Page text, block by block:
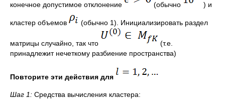
конечное допустимое отклонение (обычно ) и
кластер объемов (обычно 1). Инициализировать раздел
матрицы случайно, так что
(т.е.
принадлежит нечеткому разбиение пространства)
Повторите эти действия для
Шаг 1: Средства вычисления кластера: